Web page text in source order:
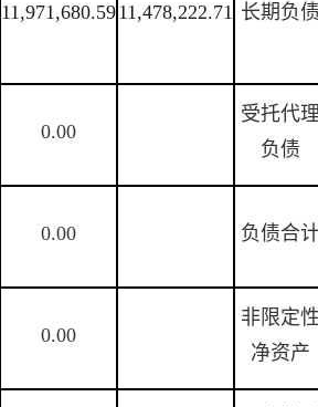
11,971,680.5911,478,222.71 长期负债
0.00
受托代理
负债
0.00 负债合
0.00
非限定性
净资产